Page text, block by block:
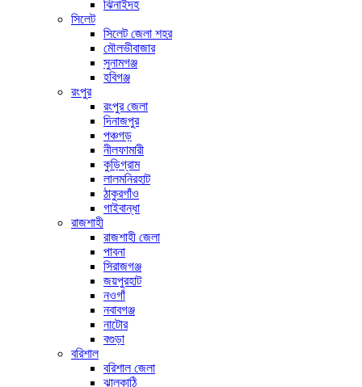
ঝিনাইদহ
সিলেট
সিলেট জেলা শহর
মৌলভীবাজার
সুনামগঞ্জ
হবিগঞ্জ
রংপুর
রংপুর জেলা
দিনাজপুর
পঞ্চগড়
নীলফামারী
কুড়িগ্রাম
লালমনিরহাট
ঠাকুরগাঁও
গাইবান্ধা
রাজশাহী
রাজশাহী জেলা
পাবনা
সিরাজগঞ্জ
জয়পুরহাট
নওগাঁ
নবাবগঞ্জ
নাটোর
বগুড়া
বরিশাল
বরিশাল জেলা
ঝালকাঠি